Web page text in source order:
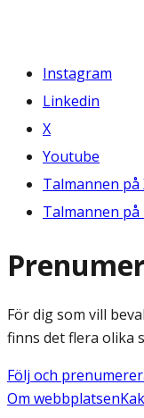
Instagram
Linkedin
X
Youtube
Talmannen på
Talmannen
För dig som vill
finns det flera olika
Följ och
Om webbplatsen